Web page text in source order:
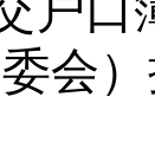
户
会